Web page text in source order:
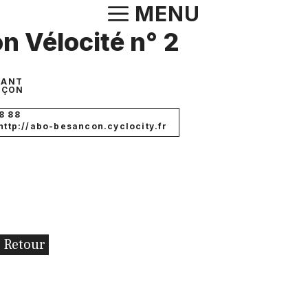
contenu
MENU
Vélocité n° 2
88
abo-besancon.cyclocity.fr
Retour